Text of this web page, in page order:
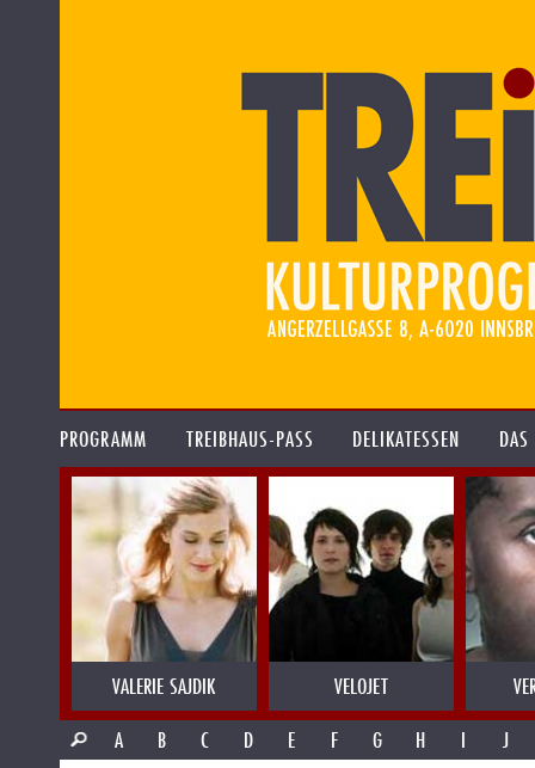
PROGRAMM TREIBHAUS-PASS DELIKATESSEN
VALERIE SAJDIK VELOJET
A
B C D E F G H I J